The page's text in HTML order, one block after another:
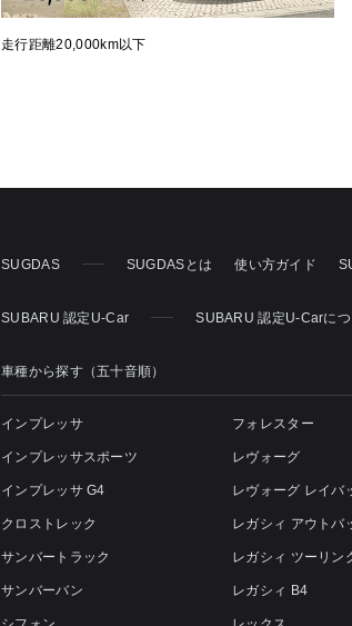
走行距離20,000km以下
SUGDAS SUGDASとは 使い方ガイド
SUBARU 認定U-Car SUBARU 認定U-Carにつ
車種から探す（五十音順）
インプレッサ
インプレッサスポーツ
インプレッサ G4
クロストレック
サンバートラック
サンバーバン
フォレスター
レヴォーグ
レヴォーグ レイバ
レガシィ アウトバ
レガシィ ツーリン
レガシィ B4